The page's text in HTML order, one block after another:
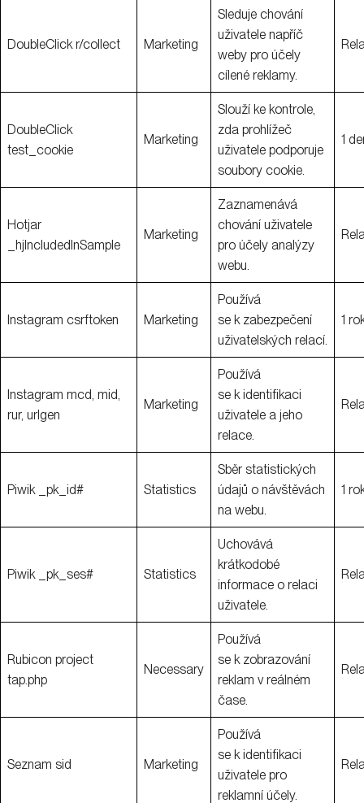
DoubleClick r/collect Marketing
Sleduje chování
uživatele napříč
weby pro účely
cílené reklamy.
DoubleClick
test_cookie
Marketing
Slouží ke kontrole,
zda prohlížeč
uživatele podporuje
soubory cookie.
1
Hotjar
_hjIncludedInSample
Marketing
Zaznamenává
chování uživatele
pro účely analýzy
webu.
Instagram csrftoken Marketing
Používá
se k zabezpečení
uživatelských relací.
1
Instagram mcd, mid,
rur, urlgen
Marketing
Používá
se k identifikaci
uživatele a jeho
relace.
Piwik _pk_id# Statistics
Sběr statistických
údajů o návštěvách
na webu.
1
Piwik _pk_ses# Statistics
Uchovává
krátkodobé
informace o relaci
uživatele.
Rubicon project
tap.php
Necessary
Používá
se k zobrazování
reklam v reálném
čase.
Seznam sid Marketing
Používá
se k identifikaci
uživatele pro
reklamní účely.